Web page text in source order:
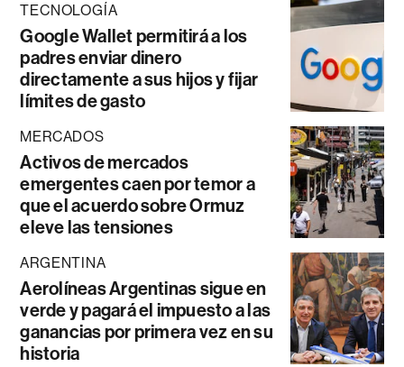
TECNOLOGÍA
Google Wallet permitirá a los
padres enviar dinero
directamente a sus hijos y fijar
límites de gasto
MERCADOS
Activos de mercados
emergentes caen por temor a
que el acuerdo sobre Ormuz
eleve las tensiones
ARGENTINA
Aerolíneas Argentinas sigue en
verde y pagará el impuesto a las
ganancias por primera vez en su
historia